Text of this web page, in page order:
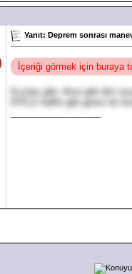
Yanıt: Deprem sonrası
İçeriği görmek için buraya
Kızılay gibi, Akut gibi dini
RTE'yi halife gibi gören bir